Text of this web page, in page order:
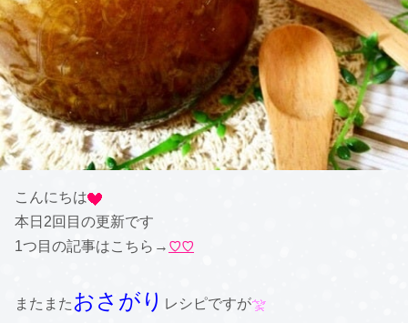
こんにちは
本日2回目の更新です
1つ目の記事はこちら→ ♡♡
またまた おさがり レシピですが